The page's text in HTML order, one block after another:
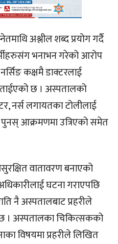
अश्लील शब्द प्रयोग गर्दै
भनाभन गरेको आरोप
कक्षमै डाक्टरलाई
छ । अस्पतालको
नर्स लगायतका टोलीलाई
आक्रमणमा उत्रिएको समेत
वातावरण बनाएको
घटना गराएपछि
नै अस्पतालबाट प्रहरीले
। अस्पतालका चिकित्सकको
विषयमा प्रहरीले लिखित